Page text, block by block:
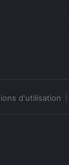
d'utilisation